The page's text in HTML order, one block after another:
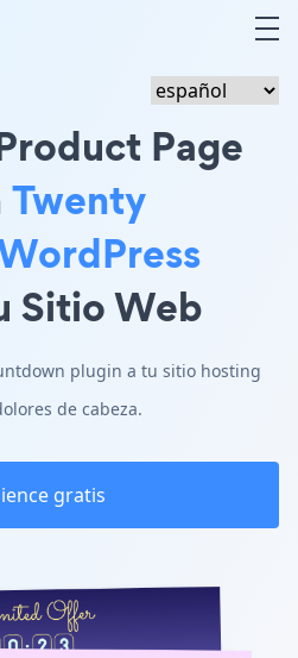
Page
Twenty
Sitio Web
plugin a tu sitio hosting
de cabeza.
gratis